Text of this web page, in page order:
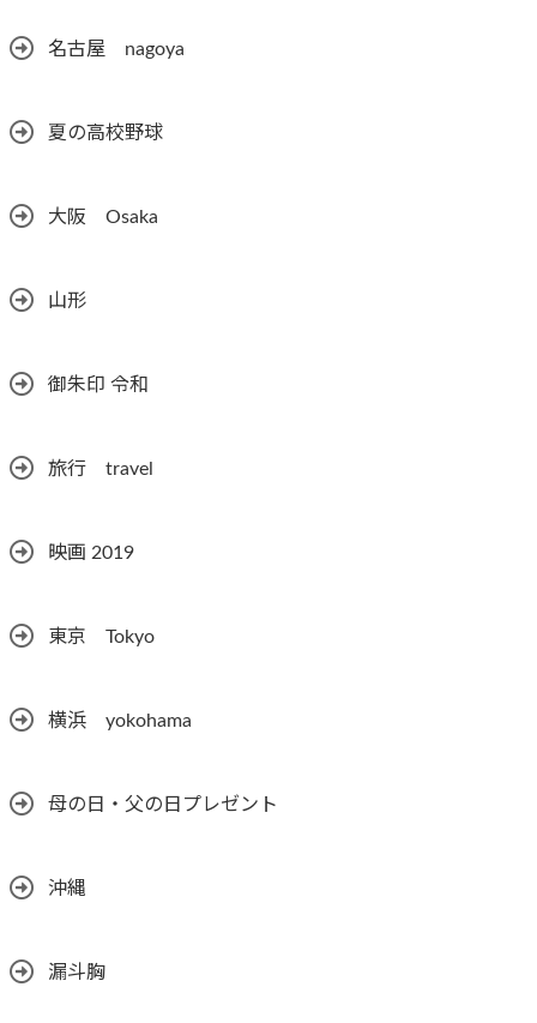
名古屋 nagoya
夏の高校野球
大阪 Osaka
山形
御朱印 令和
旅行 travel
映画 2019
東京 Tokyo
横浜 yokohama
母の日・父の日プレゼント
沖縄
漏斗胸